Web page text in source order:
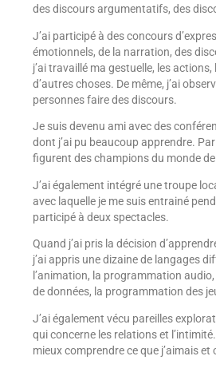
des discours argumentatifs, des
J’ai participé à des concours
émotionnels, de la narration, des
j’ai travaillé ma gestuelle, les
d’autres choses. De même, j’ai
personnes faire des discours.
Je suis devenu ami avec des
dont j’ai pu beaucoup apprendre.
figurent des champions du monde de
J’ai également intégré une troupe
avec laquelle je me suis entrainé
participé à deux spectacles.
Quand j’ai pris la décision
j’ai appris une dizaine de langages
l’animation, la programmation
de données, la programmation des
J’ai également vécu pareilles
qui concerne les relations et
mieux comprendre ce que j’aimais et